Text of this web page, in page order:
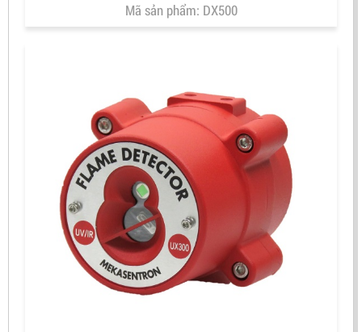
Mã sản phẩm: DX500